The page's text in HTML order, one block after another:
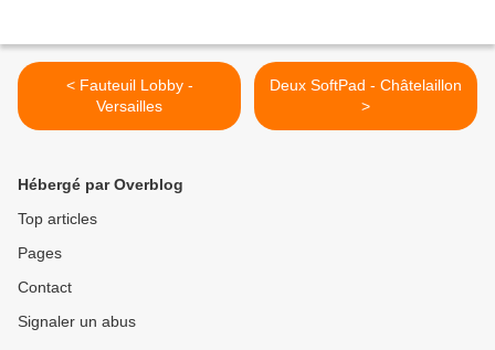
< Fauteuil Lobby -
Versailles
Deux SoftPad - Châtelaillon
>
Hébergé par Overblog
Top articles
Pages
Contact
Signaler un abus